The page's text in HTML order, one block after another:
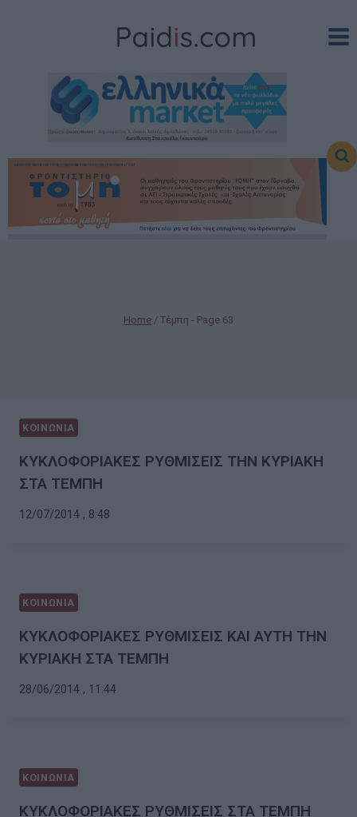
Home / Τέμπη - Page 63
ΚΟΙΝΩΝΙΑ
ΚΥΚΛΟΦΟΡΙΑΚΕΣ ΡΥΘΜΙΣΕΙΣ ΤΗΝ ΚΥΡΙΑΚΗ
ΣΤΑ ΤΕΜΠΗ
12/07/2014 , 8:48
ΚΟΙΝΩΝΙΑ
ΚΥΚΛΟΦΟΡΙΑΚΕΣ ΡΥΘΜΙΣΕΙΣ ΚΑΙ ΑΥΤΗ ΤΗΝ
ΚΥΡΙΑΚΗ ΣΤΑ ΤΕΜΠΗ
28/06/2014 , 11:44
ΚΟΙΝΩΝΙΑ
ΚΥΚΛΟΦΟΡΙΑΚΕΣ ΡΥΘΜΙΣΕΙΣ ΣΤΑ ΤΕΜΠΗ